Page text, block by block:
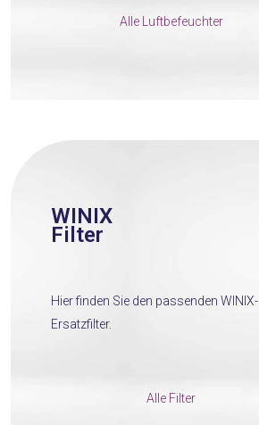
Alle Luftbefeuchter
WINIX
Filter
Hier finden Sie den passenden WINIX-
Ersatzfilter.
Alle Filter